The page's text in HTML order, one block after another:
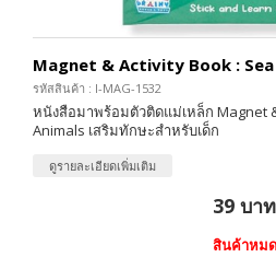
Magnet & Activity Book : Sea
รหัสสินค้า : I-MAG-1532
หนังสือมาพร้อมตัวติดแม่เหล็ก Magnet
Animals เสริมทักษะสำหรับเด็ก
ดูรายละเอียดเพิ่มเติม
39 บาท
สินค้าหมด